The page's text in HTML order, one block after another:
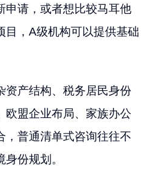
申请，或者想比较马耳他
目，A级机构可以提供基础
资产结构、税务居民身份
欧盟企业布局、家族办公
，普通清单式咨询往往不
份规划。